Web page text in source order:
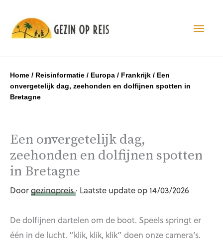
Home / Reisinformatie / Europa / Frankrijk / Een
onvergetelijk dag, zeehonden en dolfijnen spotten in
Bretagne
Een onvergetelijk dag,
zeehonden en dolfijnen spotten
in Bretagne
Doorgezinopreis· Laatste update op 14/03/2026
De dolfijnen dartelen om de boot. Speels springt er
één in de lucht. “klik, klik, klik” doen onze camera’s.